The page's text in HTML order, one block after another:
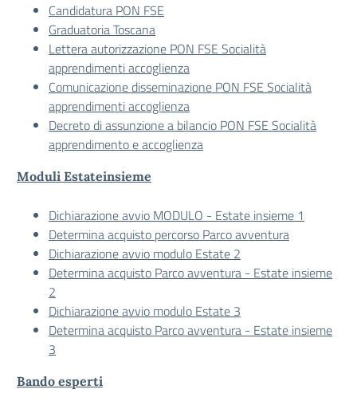
Candidatura PON FSE
Graduatoria Toscana
Lettera autorizzazione PON FSE Socialità
apprendimenti accoglienza
Comunicazione disseminazione PON FSE Socialità
apprendimenti accoglienza
Decreto di assunzione a bilancio PON FSE Socialità
apprendimento e accoglienza
Moduli Estateinsieme
Dichiarazione avvio MODULO - Estate insieme 1
Determina acquisto percorso Parco avventura
Dichiarazione avvio modulo Estate 2
Determina acquisto Parco avventura - Estate insieme
2
Dichiarazione avvio modulo Estate 3
Determina acquisto Parco avventura - Estate insieme
3
Bando esperti